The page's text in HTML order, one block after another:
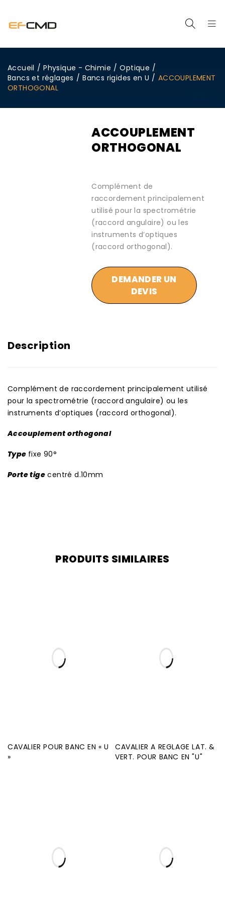
Accueil / Physique - Chimie / Optique /
Bancs et réglages / Bancs rigides en U / ACCOUPLEMENT
ORTHOGONAL
ACCOUPLEMENT
ORTHOGONAL
Complément de
raccordement principalement
utilisé pour la spectrométrie
(raccord angulaire) ou les
instruments d’optiques
(raccord orthogonal).
DEMANDER UN
DEVIS
Description
Complément de raccordement principalement utilisé
pour la spectrométrie (raccord angulaire) ou les
instruments d’optiques (raccord orthogonal).
Accouplement orthogonal
Type fixe 90°
Porte tige centré d.10mm
PRODUITS SIMILAIRES
CAVALIER POUR BANC EN « U
»
CAVALIER A REGLAGE LAT. &
VERT. POUR BANC EN "U"